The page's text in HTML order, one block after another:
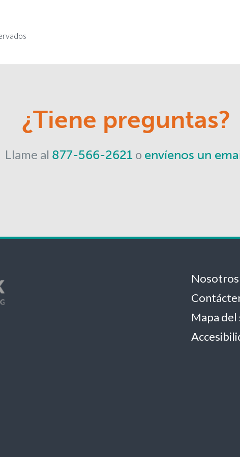
¿Tiene preguntas?
Llame al 877-566-2621 o envíenos un
Nosotros
Mapa